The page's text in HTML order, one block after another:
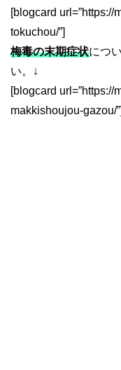
[blogcard
tokuchou/”]
梅毒の末期症状につ
い。↓
[blogcard
makkishoujou-gazou/”]